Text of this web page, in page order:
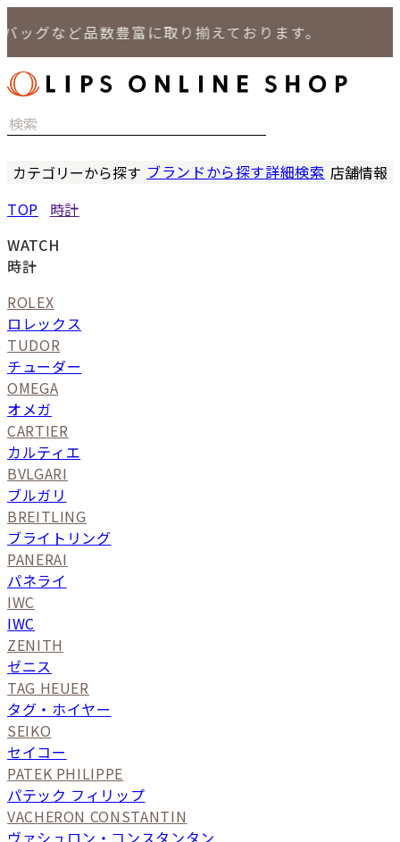
など品数豊富に取り揃えております。
カテゴリーから探す
バッグ
小物
ジュエリー
セール商品
特集
ブランドから探す詳細検索 店舗情報
TOP
時計
WATCH
時計
ROLEX
ロレックス
TUDOR
チューダー
OMEGA
オメガ
CARTIER
カルティエ
BVLGARI
ブルガリ
BREITLING
ブライトリング
PANERAI
パネライ
IWC
IWC
ZENITH
ゼニス
TAG HEUER
タグ・ホイヤー
SEIKO
セイコー
PATEK PHILIPPE
パテック フィリップ
VACHERON CONSTANTIN